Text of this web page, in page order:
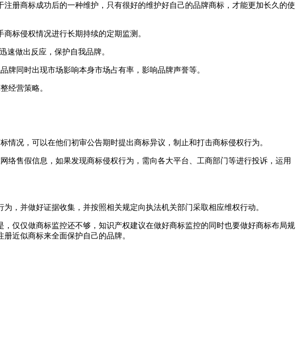
册商标成功后的一种维护，只有很好的维护好自己的品牌商标，才能更加长久的使
标侵权情况进行长期持续的定期监测。
速做出反应，保护自我品牌。
同时出现市场影响本身市场占有率，影响品牌声誉等。
经营策略。
情况，可以在他们初审公告期时提出商标异议，制止和打击商标侵权行为。
络售假信息，如果发现商标侵权行为，需向各大平台、工商部门等进行投诉，运用
，并做好证据收集，并按照相关规定向执法机关部门采取相应维权行动。
仅仅做商标监控还不够，知识产权建议在做好商标监控的同时也要做好商标布局规
近似商标来全面保护自己的品牌。